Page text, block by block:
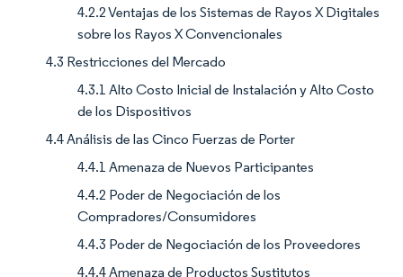
4.2.2 Ventajas de los Sistemas de Rayos X Digitales
sobre los Rayos X Convencionales
4.3 Restricciones del Mercado
4.3.1 Alto Costo Inicial de Instalación y Alto Costo
de los Dispositivos
4.4 Análisis de las Cinco Fuerzas de Porter
4.4.1 Amenaza de Nuevos Participantes
4.4.2 Poder de Negociación de los
Compradores/Consumidores
4.4.3 Poder de Negociación de los Proveedores
4.4.4 Amenaza de Productos Sustitutos